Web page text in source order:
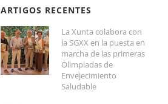
ARTIGOS RECENTES
La Xunta colabora con
la SGXX en la puesta en
marcha de las primeras
Olimpiadas de
Envejecimiento
Saludable